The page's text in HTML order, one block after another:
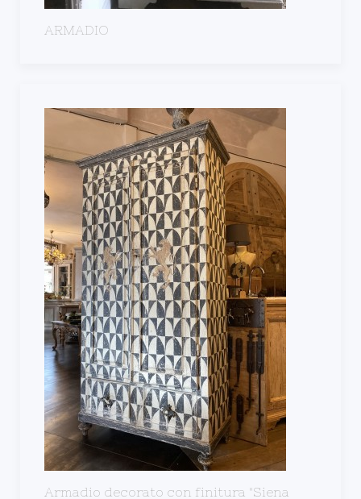
ARMADIO
Armadio decorato con finitura "Siena